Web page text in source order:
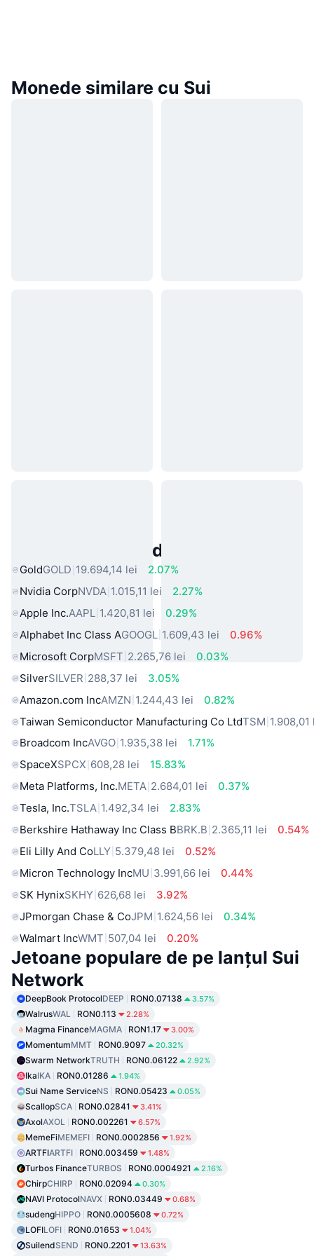
Monede similare cu Sui
Active Populare din Lumea Reală
GoldGOLD 19.694,14 lei
2.07%
Nvidia CorpNVDA 1.015,11 lei
2.27%
Apple Inc.AAPL 1.420,81 lei
0.29%
Alphabet Inc Class AGOOGL 1.609,43 lei
0.96%
Microsoft CorpMSFT 2.265,76 lei
0.03%
SilverSILVER 288,37 lei
3.05%
Amazon.com IncAMZN 1.244,43 lei
0.82%
Taiwan Semiconductor Manufacturing Co LtdTSM 1.908,01
Broadcom IncAVGO 1.935,38 lei
1.71%
SpaceXSPCX 608,28 lei
15.83%
Meta Platforms, Inc.META 2.684,01 lei
0.37%
Tesla, Inc.TSLA 1.492,34 lei
2.83%
Berkshire Hathaway Inc Class BBRK.B 2.365,11 lei
0.54%
Eli Lilly And CoLLY 5.379,48 lei
0.52%
Micron Technology IncMU 3.991,66 lei
0.44%
SK HynixSKHY 626,68 lei
3.92%
JPmorgan Chase & CoJPM 1.624,56 lei
0.34%
Walmart IncWMT 507,04 lei 0.20%
Jetoane populare de pe lanțul Sui
Network
DeepBook ProtocolDEEP RON0.07138 3.57%
WalrusWAL RON0.113 2.28%
Magma FinanceMAGMA RON1.17 3.00%
MomentumMMT RON0.9097 20.32%
Swarm NetworkTRUTH RON0.06122 2.92%
IkaIKA RON0.01286 1.94%
Sui Name ServiceNS RON0.05423 0.05%
ScallopSCA RON0.02841 3.41%
AxolAXOL RON0.002261 6.57%
MemeFiMEMEFI RON0.0002856 1.92%
ARTFIARTFI RON0.003459 1.48%
Turbos FinanceTURBOS RON0.0004921 2.16%
ChirpCHIRP RON0.02094 0.30%
NAVI ProtocolNAVX RON0.03449 0.68%
sudengHIPPO RON0.0005608 0.72%
LOFILOFI RON0.01653 1.04%
SuilendSEND RON0.2201 13.63%